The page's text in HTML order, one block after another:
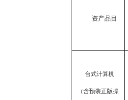
资产品目
台式计算机
（含预装正版操